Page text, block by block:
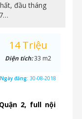
đầu tháng
2, full nội
14 Triệu
Diện tích:33 m2
Ngày đăng: 30-08-2018